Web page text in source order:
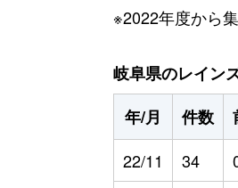
※2022年度から
岐阜県のレイン
年/月
件数
22/11
34